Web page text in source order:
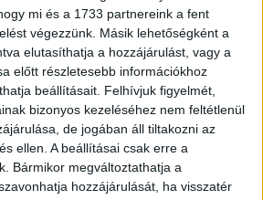
mi és a 1733 partnereink a fent
végezzünk. Másik lehetőségként a
elutasíthatja a hozzájárulást, vagy a
előtt részletesebb információkhoz
beállításait. Felhívjuk figyelmét,
bizonyos kezeléséhez nem feltétlenül
de jogában áll tiltakozni az
ellen. A beállításai csak erre a
Bármikor megváltoztathatja a
hozzájárulását, ha visszatér